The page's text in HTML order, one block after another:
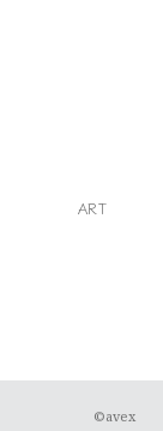
ART
©avex